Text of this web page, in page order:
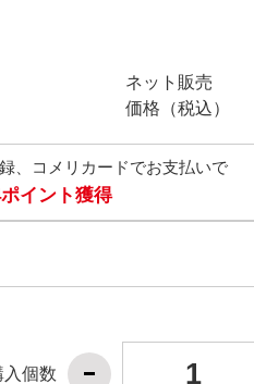
ネット販売
価格（税込）
、コメリカードでお支払いで
イント獲得
入個数